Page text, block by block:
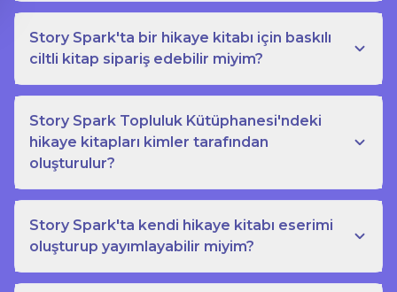
Story Spark'ta bir hikaye kitabı için baskılı
ciltli kitap sipariş edebilir miyim?
Story Spark Topluluk Kütüphanesi'ndeki
hikaye kitapları kimler tarafından
oluşturulur?
Story Spark'ta kendi hikaye kitabı eserimi
oluşturup yayımlayabilir miyim?